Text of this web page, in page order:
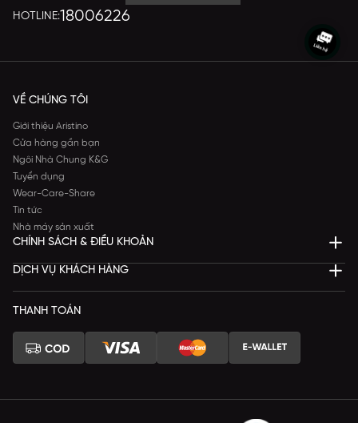
HOTLINE:18006226
VỀ CHÚNG TÔI
Giới thiệu Aristino
Cửa hàng gần bạn
Ngôi Nhà Chung K&G
Tuyển dụng
Wear-Care-Share
Tin tức
Nhà máy sản xuất
CHÍNH SÁCH & ĐIỀU KHOẢN
DỊCH VỤ KHÁCH HÀNG
THANH TOÁN